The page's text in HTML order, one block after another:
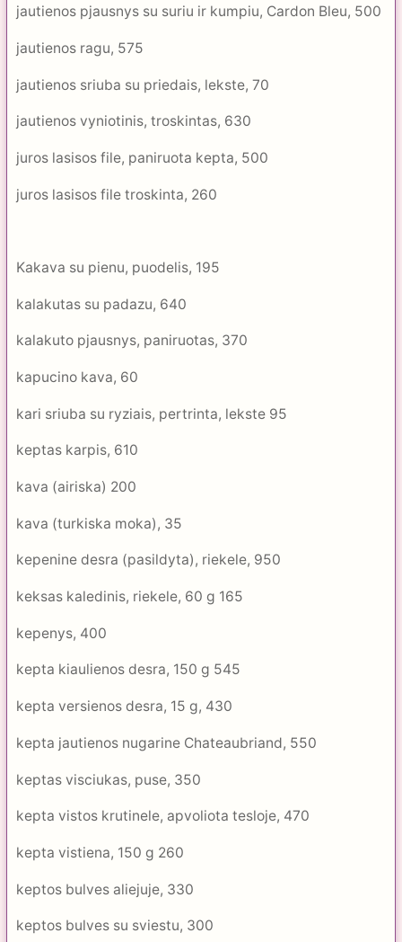
jautienos pjausnys su suriu ir kumpiu, Cardon Bleu, 500
jautienos ragu, 575
jautienos sriuba su priedais, lekste, 70
jautienos vyniotinis, troskintas, 630
juros lasisos file, paniruota kepta, 500
juros lasisos file troskinta, 260
Kakava su pienu, puodelis, 195
kalakutas su padazu, 640
kalakuto pjausnys, paniruotas, 370
kapucino kava, 60
kari sriuba su ryziais, pertrinta, lekste 95
keptas karpis, 610
kava (airiska) 200
kava (turkiska moka), 35
kepenine desra (pasildyta), riekele, 950
keksas kaledinis, riekele, 60 g 165
kepenys, 400
kepta kiaulienos desra, 150 g 545
kepta versienos desra, 15 g, 430
kepta jautienos nugarine Chateaubriand, 550
keptas visciukas, puse, 350
kepta vistos krutinele, apvoliota tesloje, 470
kepta vistiena, 150 g 260
keptos bulves aliejuje, 330
keptos bulves su sviestu, 300